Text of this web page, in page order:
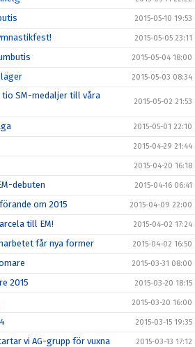
2015-05-10 19:53
2015-05-05 23:11
2015-05-04 18:00
2015-05-03 08:34
SM-medaljer till våra
2015-05-02 21:53
2015-05-01 22:10
2015-04-29 21:44
2015-04-20 16:18
debuten 2015-04-16 06:41
om 2015 2015-04-09 22:00
till EM! 2015-04-02 17:24
får nya former 2015-04-02 16:50
2015-03-31 08:00
2015 2015-03-20 18:15
2015-03-20 16:00
2015-03-15 19:35
vi AG-grupp för vuxna 2015-03-13 17:12